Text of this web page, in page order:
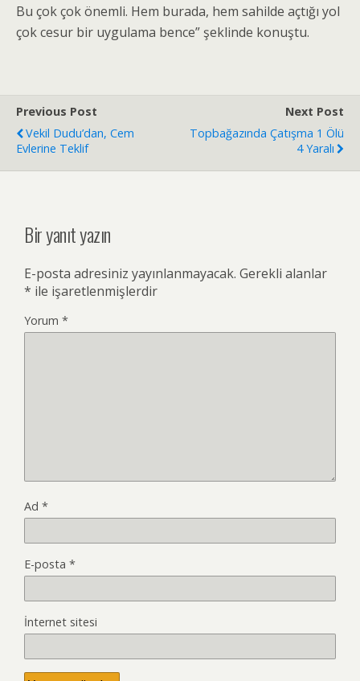
Bu çok çok önemli. Hem burada, hem sahilde açtığı yol
çok cesur bir uygulama bence” şeklinde konuştu.
Previous Post
Vekil Dudu’dan, Cem
Evlerine Teklif
Next Post
Topbağazında Çatışma 1 Ölü
4 Yaralı
Bir yanıt yazın
E-posta adresiniz yayınlanmayacak. Gerekli alanlar
* ile işaretlenmişlerdir
Yorum *
Ad *
E-posta *
İnternet sitesi